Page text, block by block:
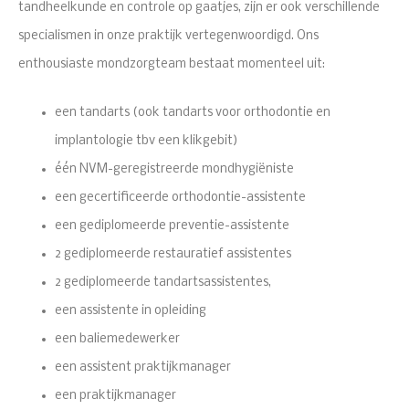
tandheelkunde en controle op gaatjes, zijn er ook verschillende
specialismen in onze praktijk vertegenwoordigd. Ons
enthousiaste mondzorgteam bestaat momenteel uit:
een tandarts (ook tandarts voor orthodontie en
implantologie tbv een klikgebit)
één NVM-geregistreerde mondhygiëniste
een gecertificeerde orthodontie-assistente
een gediplomeerde preventie-assistente
2 gediplomeerde restauratief assistentes
2 gediplomeerde tandartsassistentes,
een assistente in opleiding
een baliemedewerker
een assistent praktijkmanager
een praktijkmanager